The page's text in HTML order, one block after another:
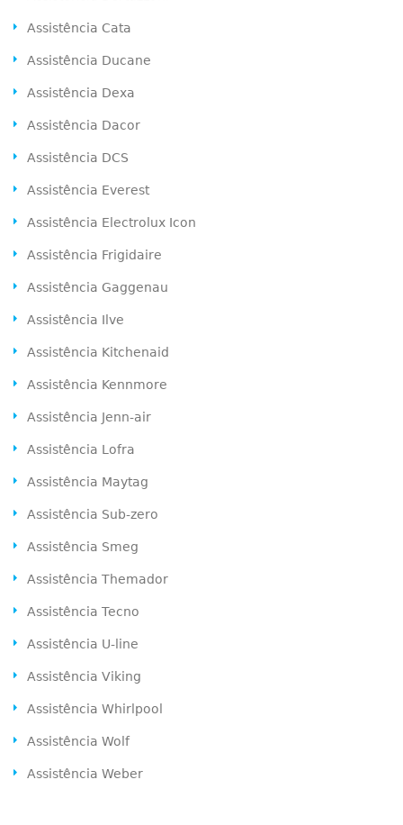
Assistência Cata
Assistência Ducane
Assistência Dexa
Assistência Dacor
Assistência DCS
Assistência Everest
Assistência Electrolux Icon
Assistência Frigidaire
Assistência Gaggenau
Assistência Ilve
Assistência Kitchenaid
Assistência Kennmore
Assistência Jenn-air
Assistência Lofra
Assistência Maytag
Assistência Sub-zero
Assistência Smeg
Assistência Themador
Assistência Tecno
Assistência U-line
Assistência Viking
Assistência Whirlpool
Assistência Wolf
Assistência Weber